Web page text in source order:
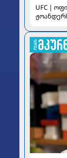
UFC |